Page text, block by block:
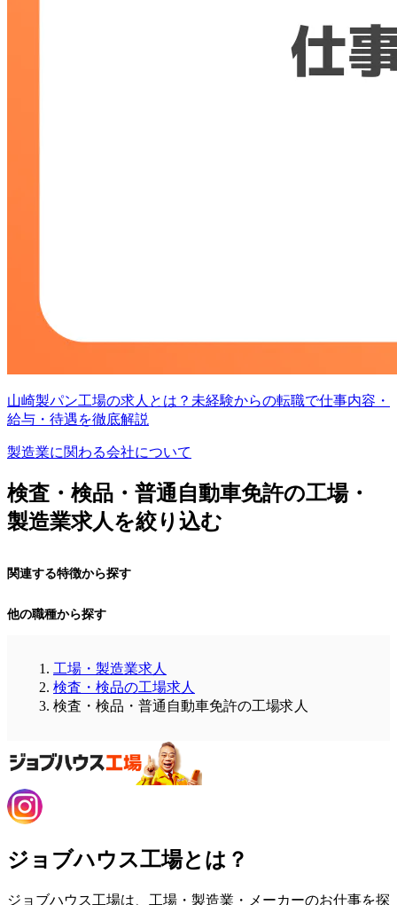
山崎製パン工場の求人とは？未経験からの転職で仕事内容・
給与・待遇を徹底解説
製造業に関わる会社について
検査・検品・普通自動車免許の工場・
製造業求人を絞り込む
関連する特徴から探す
他の職種から探す
工場・製造業求人
検査・検品の工場求人
検査・検品・普通自動車免許の工場求人
ジョブハウス工場とは？
ジョブハウス工場は、工場・製造業・メーカーのお仕事を探